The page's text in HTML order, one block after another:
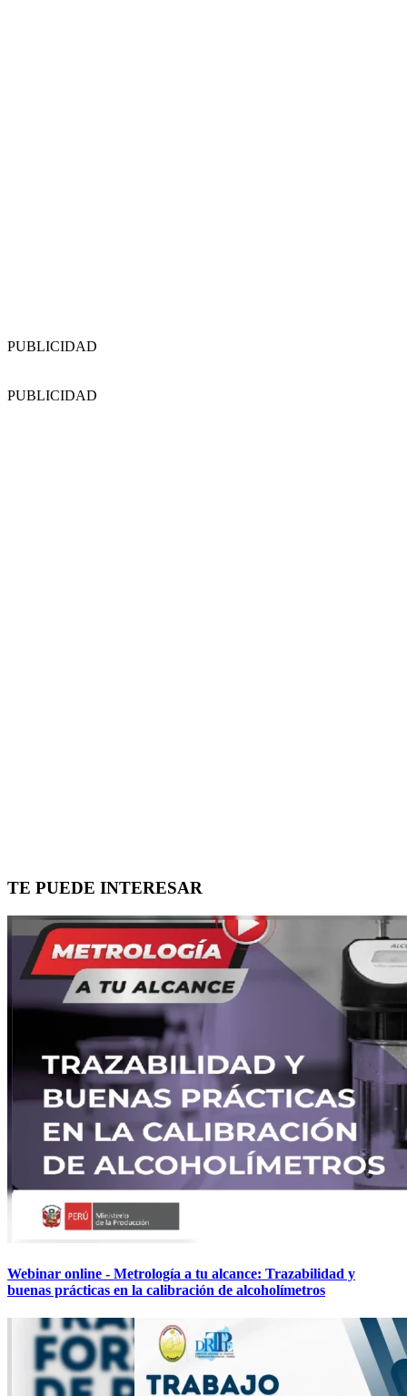
PUBLICIDAD
PUBLICIDAD
TE PUEDE INTERESAR
Webinar online - Metrología a tu alcance: Trazabilidad y
buenas prácticas en la calibración de alcoholímetros